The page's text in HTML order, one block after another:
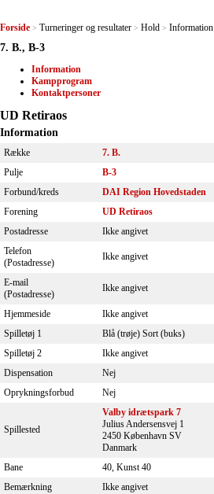
Forside > Turneringer og resultater > Hold > Information
7. B., B-3
Information
Kampprogram
Kontaktpersoner
UD Retiraos
Information
Række
7. B.
Pulje
B-3
Forbund/kreds
DAI Region Hovedstaden
Forening
UD Retiraos
Postadresse
Ikke angivet
Telefon
(Postadresse)
Ikke angivet
E-mail
(Postadresse)
Ikke angivet
Hjemmeside
Ikke angivet
Spilletøj 1
Blå (trøje) Sort (buks)
Spilletøj 2
Ikke angivet
Dispensation
Nej
Oprykningsforbud
Nej
Spillested
Valby idrætspark 7
Julius Andersensvej 1
2450 København SV
Danmark
Bane
40, Kunst 40
Bemærkning
Ikke angivet